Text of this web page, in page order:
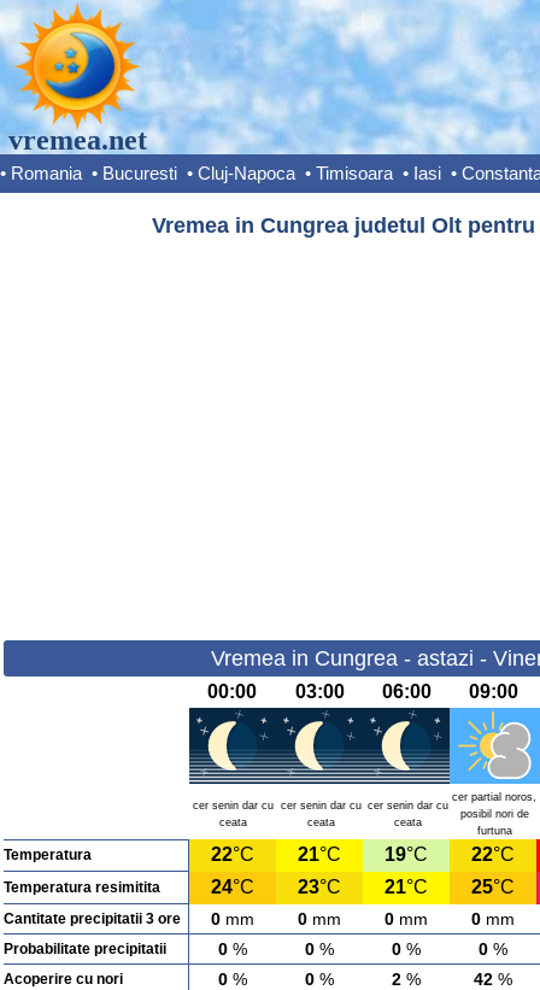
vremea.net
• Romania • Bucuresti • Cluj-Napoca • Timisoara • Iasi •
Vremea in Cungrea judetul Olt
Vremea in Cungrea - astazi -
00:00 03:00 06:00 09:00
cer senin dar cu
ceata
cer senin dar cu
ceata
cer senin dar cu
ceata
cer partial noros,
posibil nori de
furtuna
Temperatura 22°C 21°C 19°C 22°C
Temperatura resimitita 24°C 23°C 21°C 25°C
Cantitate precipitatii 3 ore 0 mm 0 mm 0 mm 0 mm
Probabilitate precipitatii 0 % 0 % 0 % 0 %
Acoperire cu nori 0 % 0 % 2 % 42 %